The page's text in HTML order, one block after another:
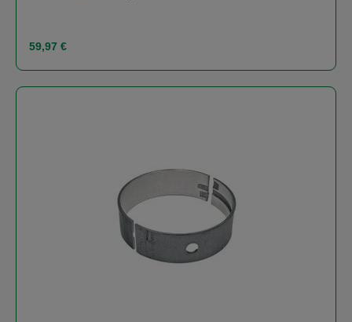
Regulärer Preis:
59,97 €